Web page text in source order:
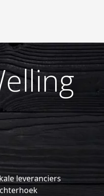
leveranciers